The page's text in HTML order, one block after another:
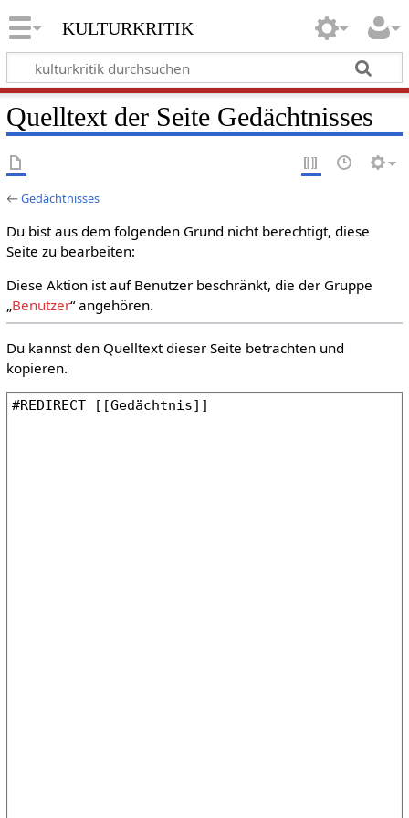
kulturkritik
Quelltext der Seite Gedächtnisses
←Gedächtnisses
Du bist aus dem folgenden Grund nicht berechtigt, diese
Seite zu bearbeiten:
Diese Aktion ist auf Benutzer beschränkt, die der Gruppe
„Benutzer“ angehören.
Du kannst den Quelltext dieser Seite betrachten und
kopieren.